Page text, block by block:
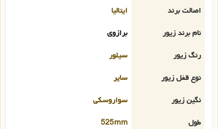
اصالت برند
ایتالیا
نام برند زیور
برازوی
رنگ زیور
سیلور
نوع قفل زیور
سایر
نگین زیور
سواروسکی
طول
525mm